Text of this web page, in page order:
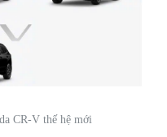
CR-V thế hệ mới